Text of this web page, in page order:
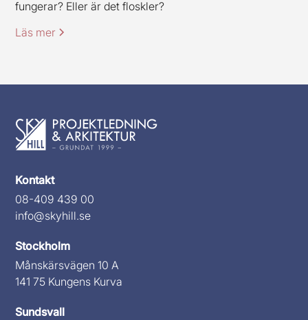
fungerar? Eller är det floskler?
Läs mer
Kontakt
08-409 439 00
info@skyhill.se
Stockholm
Månskärsvägen 10 A
141 75 Kungens Kurva
Sundsvall